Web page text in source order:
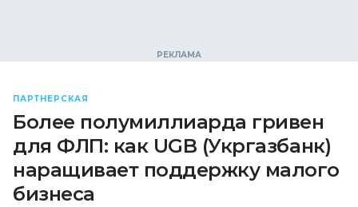
ПАРТНЕРСКАЯ
Более полумиллиарда гривен
для ФЛП: как UGB (Укргазбанк)
наращивает поддержку малого
бизнеса